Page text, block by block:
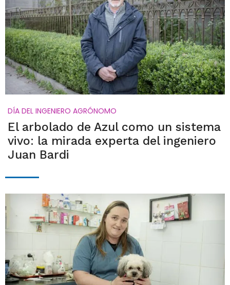
DÍA DEL INGENIERO AGRÓNOMO
El arbolado de Azul como un sistema
vivo: la mirada experta del ingeniero
Juan Bardi